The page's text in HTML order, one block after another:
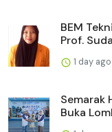
BEM
Prof.
1 day ago
Semarak
Buka